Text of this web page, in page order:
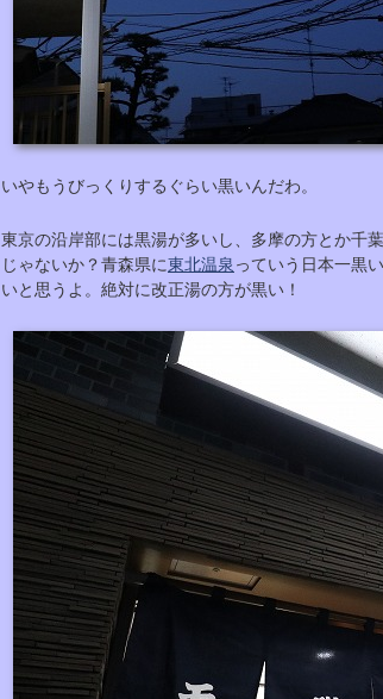
いやもうびっくりするぐらい黒いんだわ。
東京の沿岸部には黒湯が多いし、多摩の方とか千
じゃないか？青森県に東北温泉 っていう日本一黒
いと思うよ。絶対に改正湯の方が黒い！